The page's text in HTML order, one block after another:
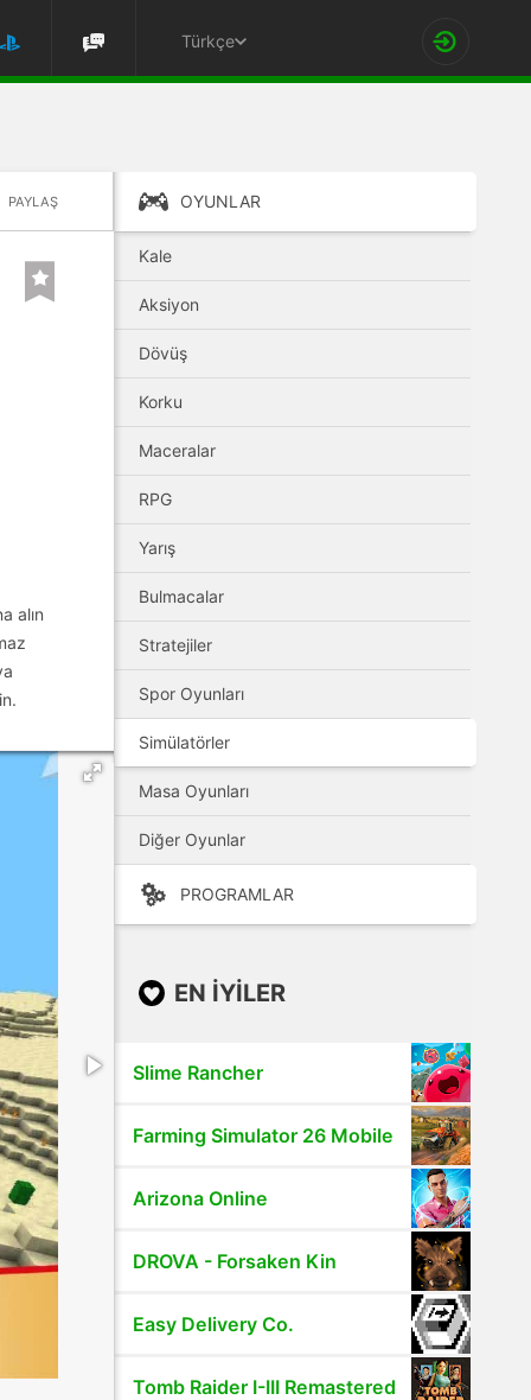
Türkçe
PAYLAŞ
alın
OYUNLAR
Kale
Aksiyon
Dövüş
Korku
Maceralar
RPG
Yarış
Bulmacalar
Stratejiler
Spor Oyunları
Simülatörler
Masa Oyunları
Diğer Oyunlar
PROGRAMLAR
EN IYILER
Slime Rancher
Farming Simulator 26 Mobile
Arizona Online
DROVA - Forsaken Kin
Easy Delivery Co.
Tomb Raider I-III Remastered